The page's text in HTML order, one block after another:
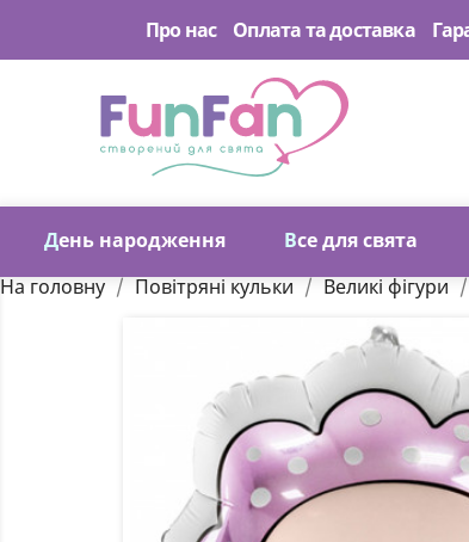
Про нас Оплата та доставка
День народження Все для свята
На головну Повітряні кульки Великі фігури